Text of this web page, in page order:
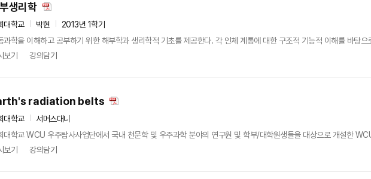
생리학
대학교 박현
2013년 1학기
과학을 이해하고 공부하기 위한 해부학과 생리학적 기초를 제공한다. 각 인체 계통에 대한 구조적 기능적 이해를 바탕
보기
강의담기
radiation belts
대학교
서머스대니
대학교 WCU 우주탐사사업단에서 국내 천문학 및 우주과학 분야의 연구원 및 학부/대학원생들을 대상으로 개설한
보기
강의담기